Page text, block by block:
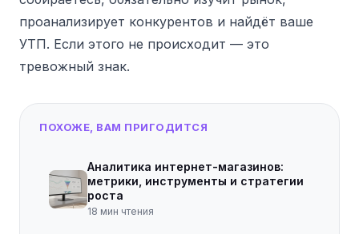
проанализирует конкурентов и найдёт ваше
УТП. Если этого не происходит — это
тревожный знак.
ПОХОЖЕ, ВАМ ПРИГОДИТСЯ
Аналитика интернет-магазинов:
метрики, инструменты и стратегии
роста
18 мин чтения